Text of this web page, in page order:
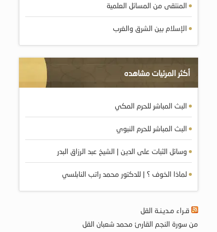
المنتقى من المسائل العلمية
الإسلام بين الشرق والغرب
أكثر المرئيات مشاهده
البث المباشر للحرم المكي
البث المباشر للحرم النبوي
وسائل الثبات على الدين | الشيخ عبد الرزاق البدر
لماذا الخوف ؟ | للدكتور محمد راتب النابلسي
قـراء مـديـنـة القل
من سورة النجم القارئ محمد شعبان القل